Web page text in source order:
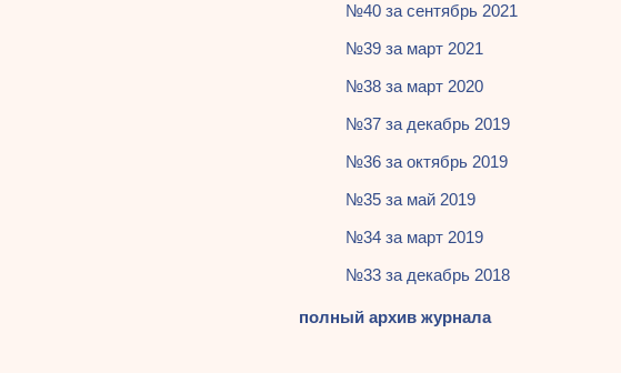
№40 за сентябрь 2021
№39 за март 2021
№38 за март 2020
№37 за декабрь 2019
№36 за октябрь 2019
№35 за май 2019
№34 за март 2019
№33 за декабрь 2018
полный архив журнала